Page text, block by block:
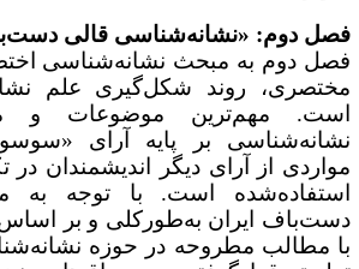
دوم: «نشانه‌شناسی قالی
دوم به مبحث نشانه‌شناسی
روند شکل‌گیری علم
مهم‌ترین موضوعات و
بر پایه آرای
از آرای دیگر اندیشمندان در
است. با توجه به
ایران به‌طورکلی و بر
مطالب مطروحه در حوزه